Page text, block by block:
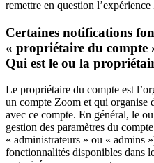
remettre en question
Certaines notifications
« propriétaire du compte
Qui est le ou la
Le propriétaire du compte est
un compte Zoom et qui organise
avec ce compte. En général, le
gestion des paramètres du
« administrateurs » ou « admins
fonctionnalités disponibles dans